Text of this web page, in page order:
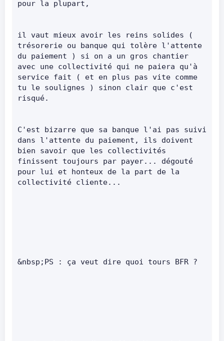
pour la plupart,
il vaut mieux avoir les reins solides (
trésorerie ou banque qui tolère l'attente
du paiement ) si on a un gros chantier
avec une collectivité qui ne paiera qu'à
service fait ( et en plus pas vite comme
tu le soulignes ) sinon clair que c'est
risqué.
C'est bizarre que sa banque l'ai pas suivi
dans l'attente du paiement, ils doivent
bien savoir que les collectivités
finissent toujours par payer... dégouté
pour lui et honteux de la part de la
collectivité cliente...
&nbsp;PS : ça veut dire quoi tours BFR ?